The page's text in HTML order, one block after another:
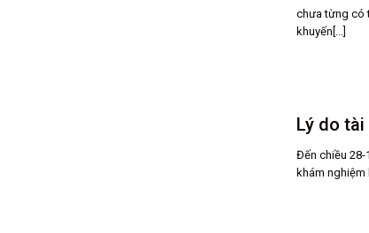
chưa từng có
khuyến[...]
Lý do
Đến chiều 28-
khám nghiệm